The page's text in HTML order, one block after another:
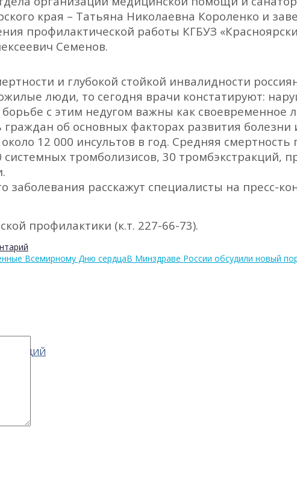
края – Татьяна Николаевна Короленко и
профилактической работы КГБУЗ
Семенов.
и глубокой стойкой инвалидности
люди, то сегодня врачи констатируют:
с этим недугом важны как своевременное
об основных факторах развития болезни
12 000 инсультов в год. Средняя смертность
тромболизисов, 30 тромбэкстракций,
заболевания расскажут специалисты на пресс-
профилактики (к.т. 227-66-73).
Всемирному Дню сердцаВ Минздраве России обсудили новый